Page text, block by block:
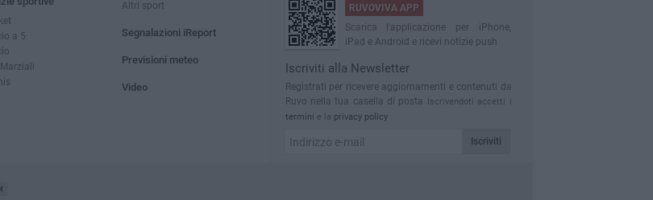
a 5
Altri sport
Segnalazioni iReport
Previsioni meteo
Video
RUVOVIVA APP
Scarica l'applicazione per iPhone,
iPad e Android e ricevi notizie push
Iscriviti alla Newsletter
Registrati per ricevere aggiornamenti e contenuti da
Ruvo nella tua casella di posta Iscrivendoti accetti i
termini e la privacy policy
Iscriviti